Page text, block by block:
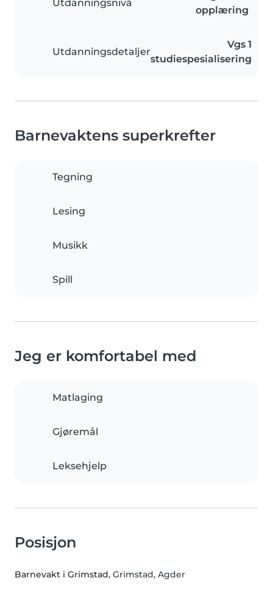
Utdanningsnivå
opplæring
Utdanningsdetaljer
Vgs 1
studiespesialisering
Barnevaktens superkrefter
Tegning
Lesing
Musikk
Spill
Jeg er komfortabel med
Matlaging
Gjøremål
Leksehjelp
Posisjon
Barnevakt i Grimstad, Grimstad, Agder